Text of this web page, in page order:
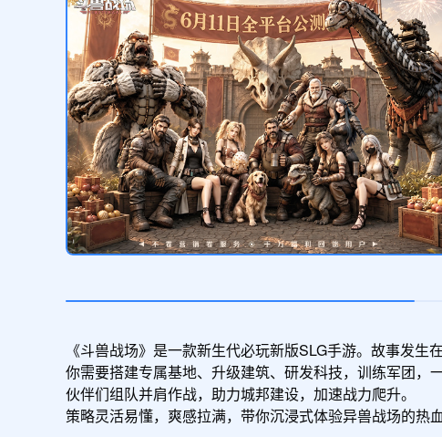
核心*50 4000巨兽能源*20
《斗兽战场》是一款新生代必玩新版SLG手游。故事发
你需要搭建专属基地、升级建筑、研发科技，训练军团
伙伴们组队并肩作战，助力城邦建设，加速战力爬升。
策略灵活易懂，爽感拉满，带你沉浸式体验异兽战场的热